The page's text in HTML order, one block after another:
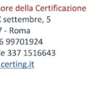
e Periti del
ha comunicato